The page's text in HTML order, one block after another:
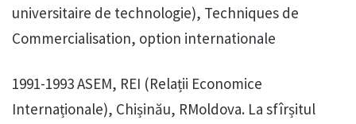
universitaire de technologie), Techniques de
Commercialisation, option internationale
1991-1993 ASEM, REI (Relații Economice
Internaționale), Chișinău, RMoldova. La sfîrșitul